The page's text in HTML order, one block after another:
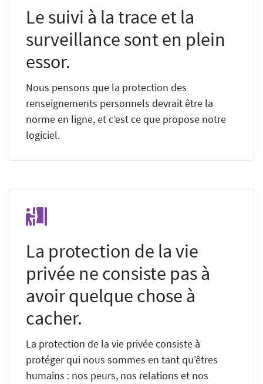
Le suivi à la trace et la
surveillance sont en plein
essor.
Nous pensons que la protection des
renseignements personnels devrait être la
norme en ligne, et c’est ce que propose notre
logiciel.
La protection de la vie
privée ne consiste pas à
avoir quelque chose à
cacher.
La protection de la vie privée consiste à
protéger qui nous sommes en tant qu’êtres
humains : nos peurs, nos relations et nos